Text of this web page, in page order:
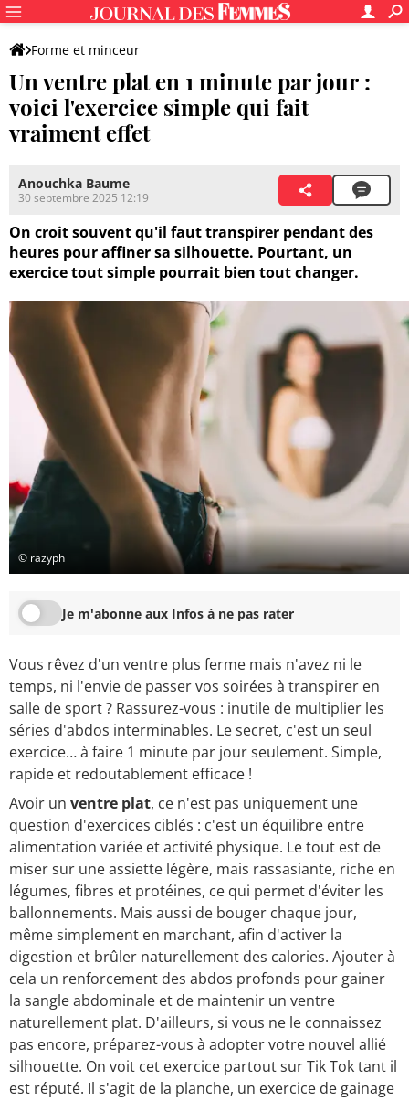
Forme et minceur
Un ventre plat en 1 minute par jour :
voici l'exercice simple qui fait
vraiment effet
Anouchka Baume
30 septembre 2025 12:19
On croit souvent qu'il faut transpirer pendant des
heures pour affiner sa silhouette. Pourtant, un
exercice tout simple pourrait bien tout changer.
© razyph
Je m'abonne aux Infos à ne pas rater
Vous rêvez d'un ventre plus ferme mais n'avez ni le
temps, ni l'envie de passer vos soirées à transpirer en
salle de sport ? Rassurez-vous : inutile de multiplier les
séries d'abdos interminables. Le secret, c'est un seul
exercice… à faire 1 minute par jour seulement. Simple,
rapide et redoutablement efficace !
Avoir un ventre plat, ce n'est pas uniquement une
question d'exercices ciblés : c'est un équilibre entre
alimentation variée et activité physique. Le tout est de
miser sur une assiette légère, mais rassasiante, riche en
légumes, fibres et protéines, ce qui permet d'éviter les
ballonnements. Mais aussi de bouger chaque jour,
même simplement en marchant, afin d'activer la
digestion et brûler naturellement des calories. Ajouter à
cela un renforcement des abdos profonds pour gainer
la sangle abdominale et de maintenir un ventre
naturellement plat. D'ailleurs, si vous ne le connaissez
pas encore, préparez-vous à adopter votre nouvel allié
silhouette. On voit cet exercice partout sur Tik Tok tant il
est réputé. Il s'agit de la planche, un exercice de gainage